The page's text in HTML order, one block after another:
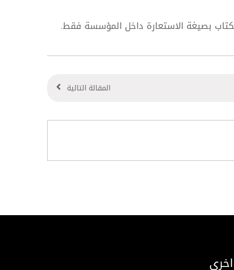
بصيغة الاستعارة داخل المؤسسة فقط.
المقالة التالية